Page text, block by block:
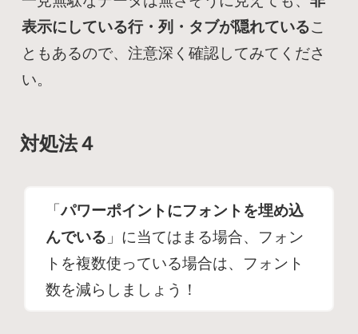
表示にしている行・列・タブが隠れているこ
ともあるので、注意深く確認してみてくださ
い。
対処法４
「パワーポイントにフォントを埋め込
んでいる 」に当てはまる場合、フォン
トを複数使っている場合は、フォント
数を減らしましょう！